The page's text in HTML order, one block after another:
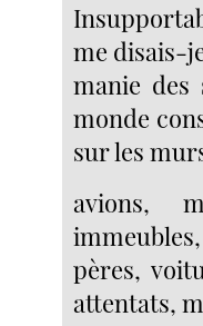
me disais-
manie des
monde
sur les
avions,
pères,
attentats,